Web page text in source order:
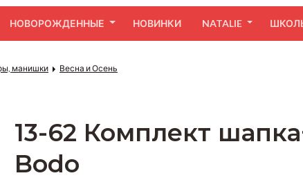
НОВОРОЖДЕННЫЕ НОВИНКИ NATALIE
манишки Весна и Осень
13-62 Комплект
Bodo